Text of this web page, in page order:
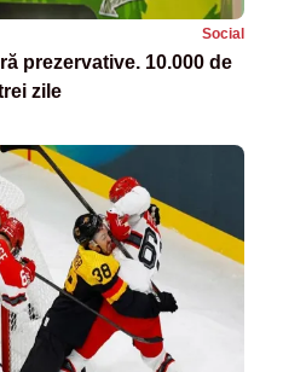
Social
prezervative. 10.000 de
zile